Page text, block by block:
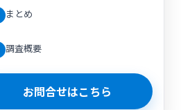
まとめ
調査概要
お問合せはこちら